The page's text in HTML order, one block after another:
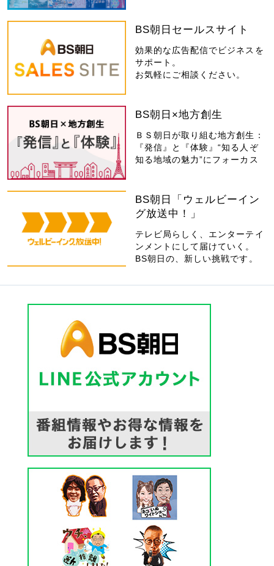
BS朝日セールスサイト
効果的な広告配信でビジネスを
サポート。
お気軽にご相談ください。
BS朝日×地方創生
ＢＳ朝日が取り組む地方創生：
『発信』と『体験』“知る人ぞ
知る地域の魅力”にフォーカス
BS朝日「ウェルビーイン
グ放送中！」
テレビ局らしく、エンターテイ
ンメントにして届けていく。
BS朝日の、新しい挑戦です。